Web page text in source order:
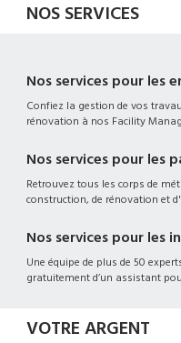
NOS SERVICES
Nos services pour les
Confiez la gestion de vos
rénovation à nos Facility
Nos services pour les
Retrouvez tous les corps de
construction, de rénovation et
Nos services pour les
Une équipe de plus de 50
gratuitement d’un assistant
VOTRE ARGENT